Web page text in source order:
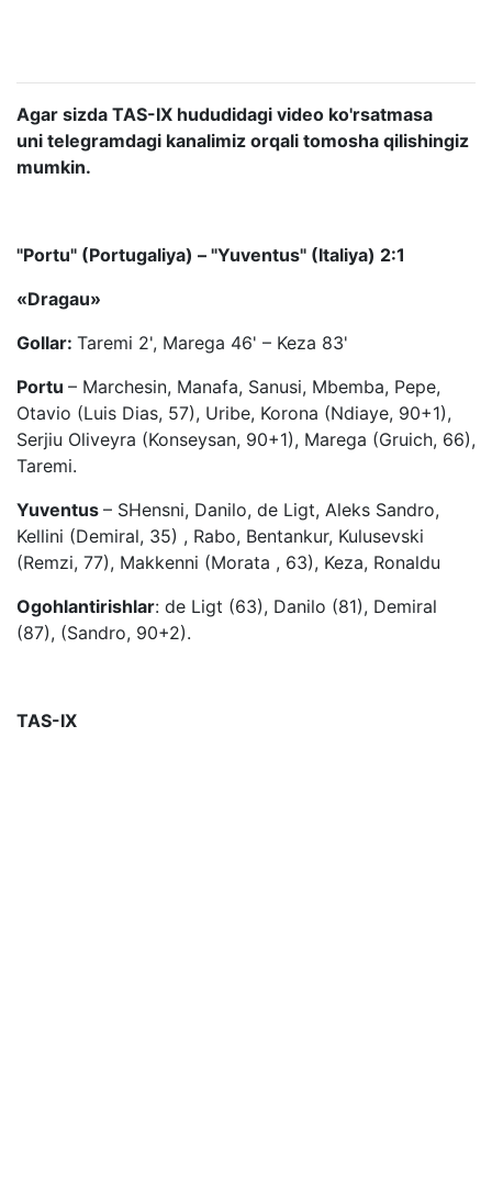
Agar sizda TAS-IX hududidagi video ko'rsatmasa
uni telegramdagi kanalimiz orqali tomosha qilishingiz
mumkin.
"Portu" (Portugaliya) – "Yuventus" (Italiya) 2:1
«Dragau»
Gollar: Taremi 2', Marega 46' – Keza 83'
Portu – Marchesin, Manafa, Sanusi, Mbemba, Pepe,
Otavio (Luis Dias, 57), Uribe, Korona (Ndiaye, 90+1),
Serjiu Oliveyra (Konseysan, 90+1), Marega (Gruich, 66),
Taremi.
Yuventus – SHensni, Danilo, de Ligt, Aleks Sandro,
Kellini (Demiral, 35) , Rabo, Bentankur, Kulusevski
(Remzi, 77), Makkenni (Morata , 63), Keza, Ronaldu
Ogohlantirishlar: de Ligt (63), Danilo (81), Demiral
(87), (Sandro, 90+2).
TAS-IX